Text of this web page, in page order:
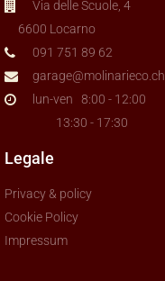
Via delle Scuole, 4
6600 Locarno
091 751 89 62
garage@molinarieco.ch
lun-ven 8:00 - 12:00
13:30 - 17:30
Legale
Privacy & policy
Cookie Policy
Impressum